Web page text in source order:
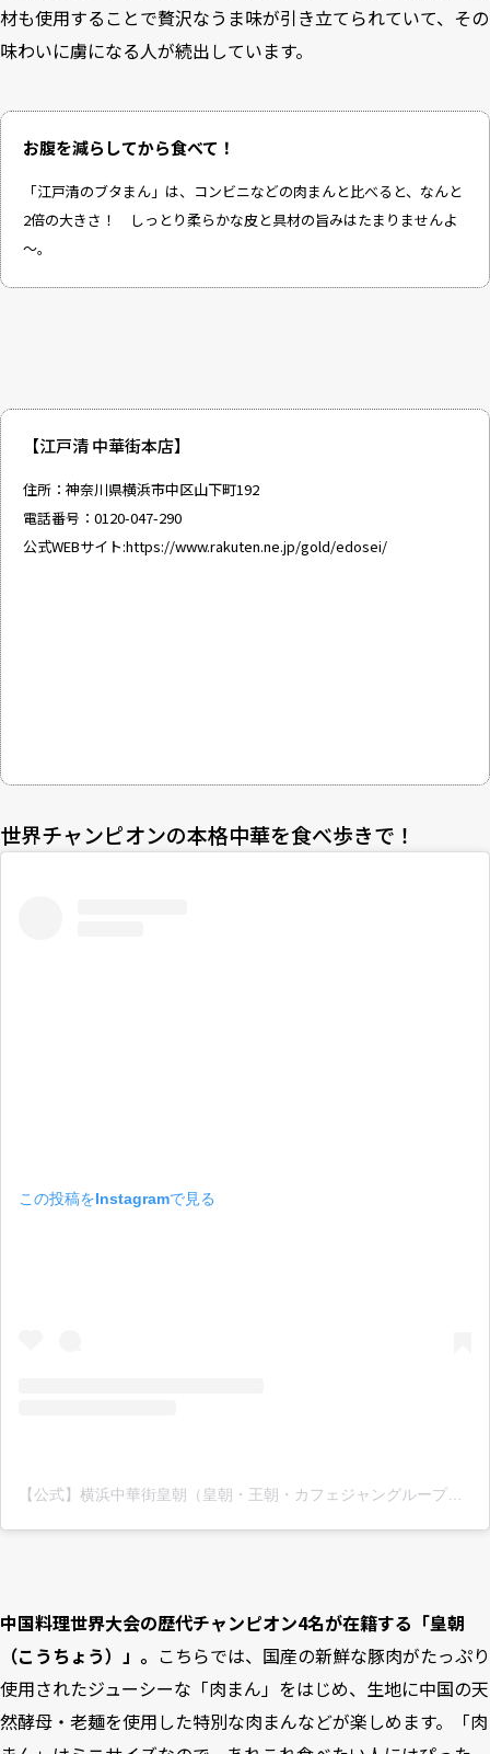
材も使用することで贅沢なうま味が引き立てられていて、その
味わいに虜になる人が続出しています。
お腹を減らしてから食べて！
「江戸清のブタまん」は、コンビニなどの肉まんと比べると、なんと
2倍の大きさ！ しっとり柔らかな皮と具材の旨みはたまりませんよ
～。
【江戸清 中華街本店】
住所：神奈川県横浜市中区山下町192
電話番号：0120-047-290
公式WEBサイト:https://www.rakuten.ne.jp/gold/edosei/
世界チャンピオンの本格中華を食べ歩きで！
この投稿をInstagramで見る
【公式】横浜中華街皇朝（皇朝・王朝・カフェジャングループ）(@yokohama_kocho)がシェアした投稿
中国料理世界大会の歴代チャンピオン4名が在籍する「皇朝
（こうちょう）」。 こちらでは、国産の新鮮な豚肉がたっぷり
使用されたジューシーな「肉まん」をはじめ、生地に中国の天
然酵母・老麺を使用した特別な肉まんなどが楽しめます。「肉